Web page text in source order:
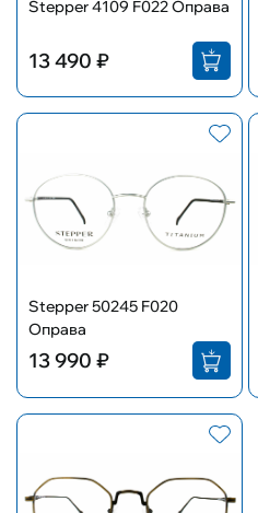
Stepper 4109 F022 Оправа
13 490 ₽
Stepper 50245 F020
Оправа
13 990 ₽